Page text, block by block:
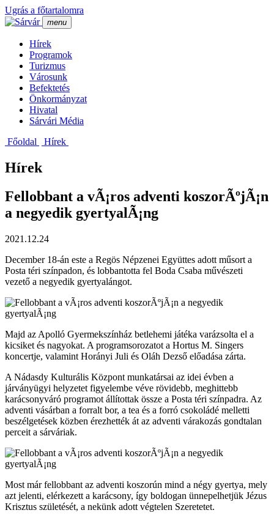
Ugrás a főtartalomra
menu
Hí­rek
Programok
Turizmus
Városunk
Befektetés
Önkormányzat
Hivatal
Sárvári Média
Főoldal
Hí­rek
Hírek
Fellobbant a vÃ¡ros adventi koszorÃºjÃ¡n
a negyedik gyertyalÃ¡ng
2021.12.24
December 18-án este a Regös Népzenei Együttes adott műsort a
Posta téri színpadon, és lobbantotta fel Boda Csaba művészeti
vezető a negyedik gyertyalángot.
Majd az Apolló Gyermekszínház betlehemi játéka varázsolta el a
kicsiket és nagyokat. A programsorozatot a Hortus M. Singers
koncertje, valamint Horányi Juli és Oláh Dezső előadása zárta.
A Nádasdy Kulturális Központ munkatársai az idei évben a
járványügyi helyzetet figyelembe véve rövidebb, meghittebb
karácsonyváró programot állítottak össze a Posta téri színpadra. Az
adventi vásárban a forralt bor, a tea és a forró csokoládé melletti
beszélgetések közben érezhették át az adventi várakozás gondtalan
perceit a sárváriak.
Most már fellobbant az adventi koszorún mind a négy gyertya, mely
azt jelenti, elérkezett a karácsony, így boldogan ünnepelhetjük Jézus
Krisztus születését, a nekünk adott végtelen Szeretetet.